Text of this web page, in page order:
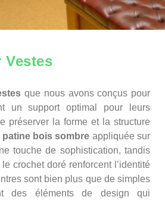
Vestes
que nous avons conçus pour
un support optimal pour leurs
préserver la forme et la structure
patine bois sombre appliquée sur
touche de sophistication, tandis
crochet doré renforcent l’identité
sont bien plus que de simples
des éléments de design qui